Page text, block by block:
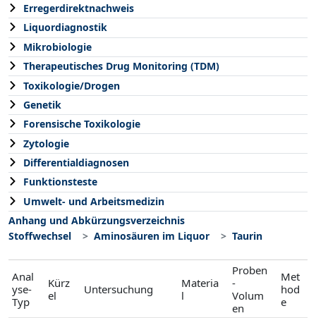
Erregerdirektnachweis
Liquordiagnostik
Mikrobiologie
Therapeutisches Drug Monitoring (TDM)
Toxikologie/Drogen
Genetik
Forensische Toxikologie
Zytologie
Differentialdiagnosen
Funktionsteste
Umwelt- und Arbeitsmedizin
Anhang und Abkürzungsverzeichnis
Stoffwechsel
Aminosäuren im Liquor Taurin
Anal
yse-
Typ
Kürz
el
Untersuchung
Materia
l
Proben
-
Volum
en
Met
hod
e